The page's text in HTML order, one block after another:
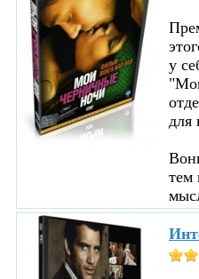
у
для
тем